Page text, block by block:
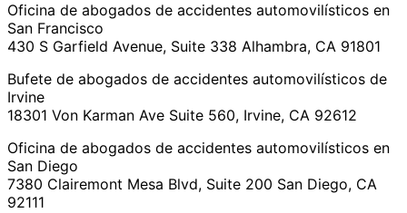
Oficina de abogados de accidentes automovilísticos en
San Francisco
430 S Garfield Avenue, Suite 338 Alhambra, CA 91801
Bufete de abogados de accidentes automovilísticos de
Irvine
18301 Von Karman Ave Suite 560, Irvine, CA 92612
Oficina de abogados de accidentes automovilísticos en
San Diego
7380 Clairemont Mesa Blvd, Suite 200 San Diego, CA
92111